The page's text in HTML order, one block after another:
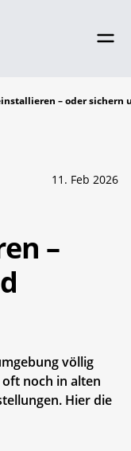
– oder sichern
11. Feb 2026
–
völlig
noch in alten
Hier die